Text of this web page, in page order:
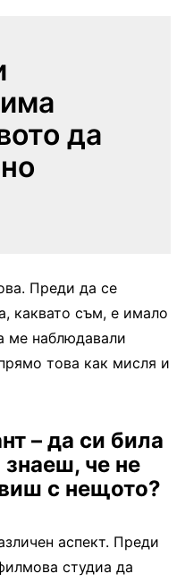
да
Преди да се
каквато съм, е имало
ме наблюдавали
това как мисля и
– да си била
знаеш, че не
с нещото?
аспект. Преди
студиа да